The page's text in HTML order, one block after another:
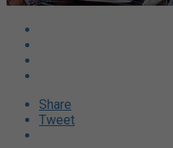
Share
Tweet